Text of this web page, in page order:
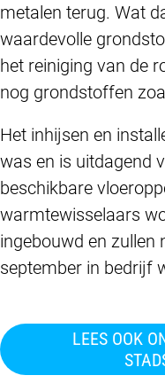
metalen terug. Wat
waardevolle
het reiniging van de
nog grondstoffen
Het inhijsen en
was en is uitdagend
beschikbare
warmtewisselaars
ingebouwd en zullen
september in bedrijf
LEES OOK